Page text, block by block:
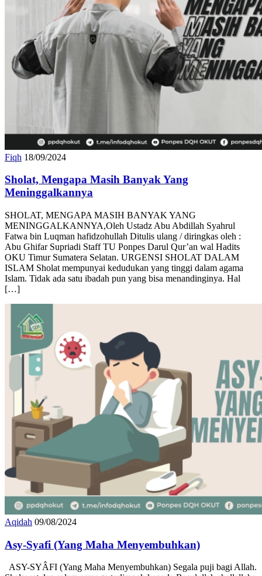
18/09/2024
Meninggalkannya
MENINGGALKANNYA,Oleh Ustadz Abu Abdillah Syahrul
Fatwa bin Luqman hafidzohullah Ditulis ulang / diringkas oleh :
Abu Ghifar Supriadi Staff TU Ponpes Darul Qur’an wal Hadits
OKU Timur Sumatera Selatan. URGENSI SHOLAT DALAM
ISLAM Sholat mempunyai kedudukan yang tinggi dalam agama
Islam. Tidak ada satu ibadah pun yang bisa menandinginya. Hal
[…]
Aqidah 09/08/2024
Shalawat dan salam semoga terlimpah kepada Rasulullah shallallahu